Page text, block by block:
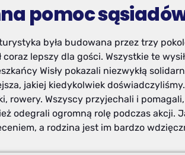
pomoc
była budowana przez trzy
coraz lepszy dla gości. Wszystkie te
Wisły pokazali niezwykłą
jakiej kiedykolwiek
rowery. Wszyscy przyjechali i
odegrali ogromną rolę podczas akcji.
a rodzina jest im bardzo